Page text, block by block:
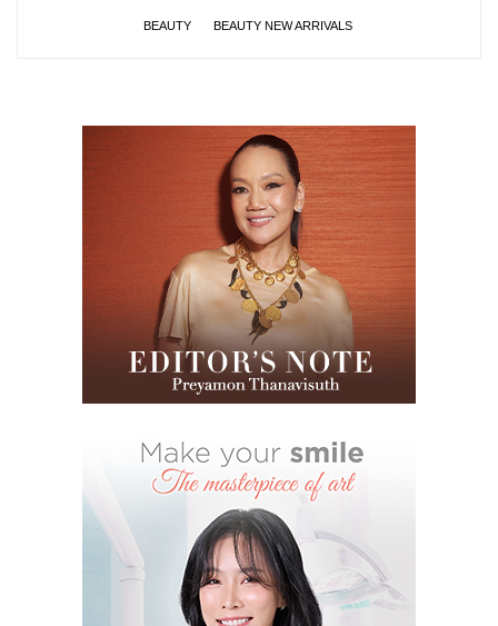
BEAUTY BEAUTY NEW ARRIVALS